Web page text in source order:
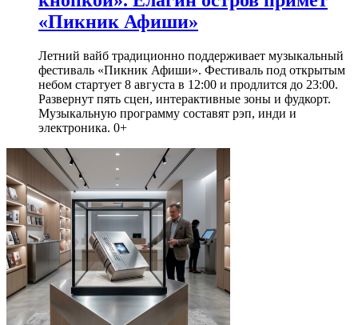
«Пикник Афиши»
Летний вайб традиционно поддерживает музыкальный
фестиваль «Пикник Афиши». Фестиваль под открытым
небом стартует 8 августа в 12:00 и продлится до 23:00.
Развернут пять сцен, интерактивные зоны и фудкорт.
Музыкальную программу составят рэп, инди и
электроника. 0+